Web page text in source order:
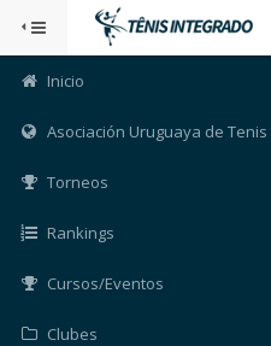
Inicio
Asociación Uruguaya de Tenis
Torneos
Rankings
Cursos/Eventos
Clubes